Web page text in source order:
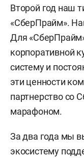
Второй год наш
«СберПрайм».
Для
корпоративной
систему и
эти ценности
партнерство со
марафоном.
За два года мы
экосистему